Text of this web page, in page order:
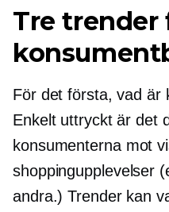
Tre trender
För det första, vad är
Enkelt uttryckt är det
konsumenterna mot
shoppingupplevelser
andra.) Trender kan